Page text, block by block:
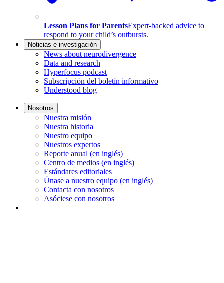
Lesson Plans for ParentsExpert-backed advice to
respond to your child’s outbursts.
Noticias e investigación
News about neurodivergence
Data and research
Hyperfocus podcast
Subscripción del boletín informativo
Understood blog
Nosotros
Nuestra misión
Nuestra historia
Nuestro equipo
Nuestros expertos
Reporte anual (en inglés)
Centro de medios (en inglés)
Estándares editoriales
Únase a nuestro equipo (en inglés)
Contacta con nosotros
Asóciese con nosotros